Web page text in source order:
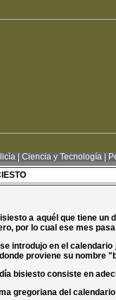
Ciencia y Tecnología
a aquél que tiene un
por lo cual ese mes
introdujo en el
proviene su nombre
bisiesto consiste en
gregoriana del